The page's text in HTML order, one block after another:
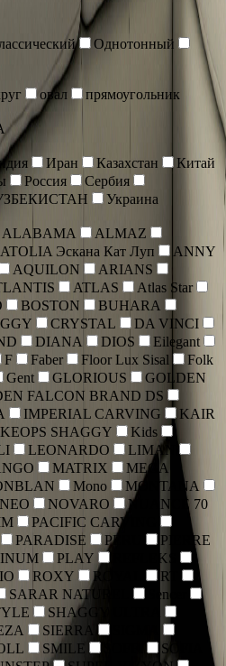
Однотонный
овал
прямоугольник
Иран Казахстан
Китай
Россия
Сербия
Украина
ALABAMA
ALMAZ
Эскана Кат Луп
ANNY
AQUILON
ARIANS
ATLAS
Atlas Star
BOSTON
BUHARA
CRYSTAL
DA VINCI
DIANA DIOS
Eilegant
F Faber Floor Lux Sisal
Folk
Gent GLORIOUS
GOLDEN
FALCON BRAND DS
IMPERIAL CARVING
KAIR
KEOPS SHAGGY
Kids
LEONARDO
LIMAN
MATRIX
MEGA
Mono
MONTANA
NEO NOVARO
NUANCE 70
PACIFIC CARVING
PARADISE PERU
PIERRE
PLAY
REFLEKS
ROXY ROYAL
RT
SARAR NATUREL
Sencer
SHAGGY ULTRA
SIERRA
SMILE
SOFIA